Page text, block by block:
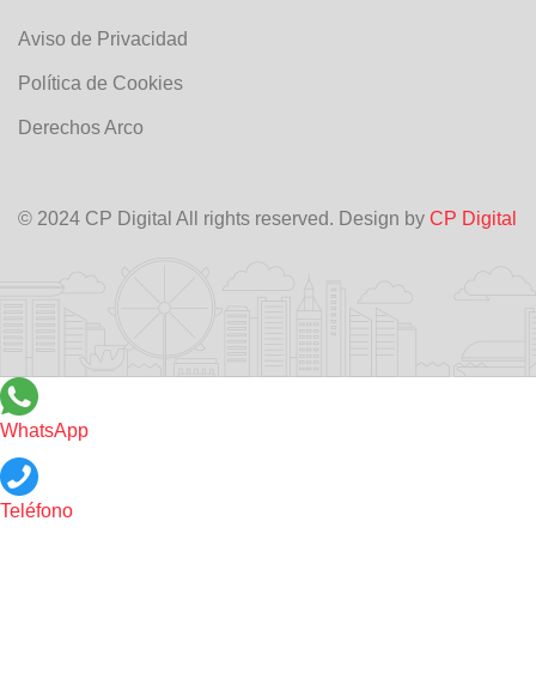
Aviso de Privacidad
Política de Cookies
Derechos Arco
© 2024 CP Digital All rights reserved. Design by CP Digital
WhatsApp
Teléfono